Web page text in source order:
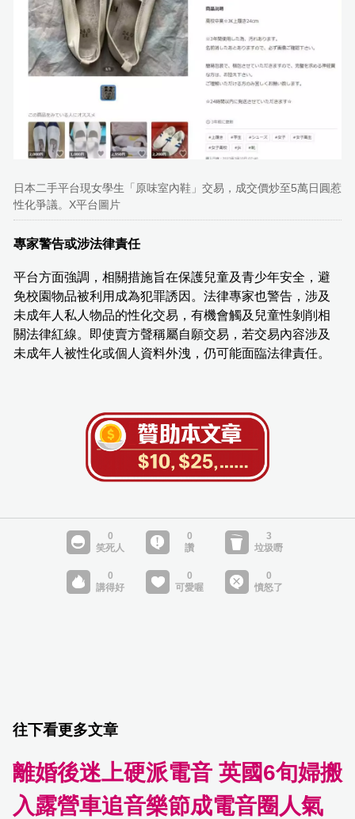
日本二手平台現女學生「原味室內鞋」交易，成交價炒至5萬日圓惹
性化爭議。X平台圖片
專家警告或涉法律責任
平台方面強調，相關措施旨在保護兒童及青少年安全，避
免校園物品被利用成為犯罪誘因。法律專家也警告，涉及
未成年人私人物品的性化交易，有機會觸及兒童性剝削相
關法律紅線。即使賣方聲稱屬自願交易，若交易內容涉及
未成年人被性化或個人資料外洩，仍可能面臨法律責任。
往下看更多文章
離婚後迷上硬派電音 英國6旬婦搬
入露營車追音樂節成電音圈人氣